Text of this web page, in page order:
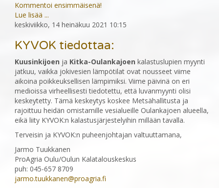
Kommentoi ensimmäisenä!
Lue lisää ...
keskiviikko, 14 heinäkuu 2021 10:15
KYVOK tiedottaa:
Kuusinkijoen ja Kitka-Oulankajoen kalastuslupien myynti
jatkuu, vaikka jokivesien lämpötilat ovat nousseet viime
aikoina poikkeuksellisen lämpimiksi. Viime päivinä on eri
medioissa virheellisesti tiedotettu, että luvanmyynti olisi
keskeytetty. Tämä keskeytys koskee Metsähallitusta ja
rajoittuu heidän omistamille vesialueille Oulankajoen alueella,
eikä liity KYVOK:n kalastusjärjestelyihin millään tavalla.
Terveisin ja KYVOK:n puheenjohtajan valtuuttamana,
Jarmo Tuukkanen
ProAgria Oulu/Oulun Kalatalouskeskus
puh: 045-657 8709
jarmo.tuukkanen@proagria.fi